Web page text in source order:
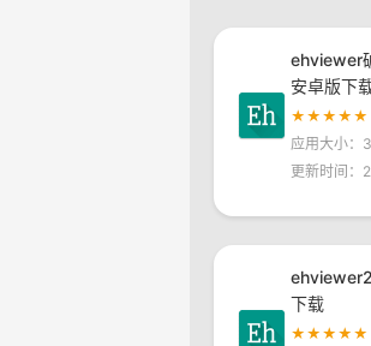
ehviewer
安卓版下
★★★★★
应用大小：
更新时间
下载
★★★★★